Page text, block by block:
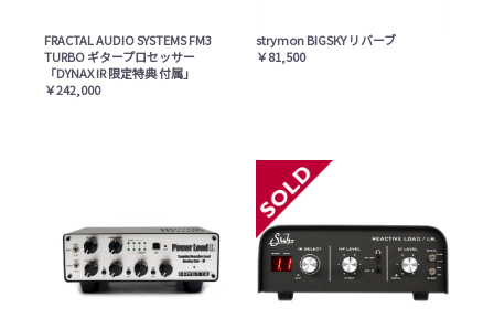
FRACTAL AUDIO SYSTEMS FM3
TURBO ギタープロセッサー
「DYNAX IR 限定特典 付属」
￥242,000
strymon BIGSKY リバーブ
￥81,500